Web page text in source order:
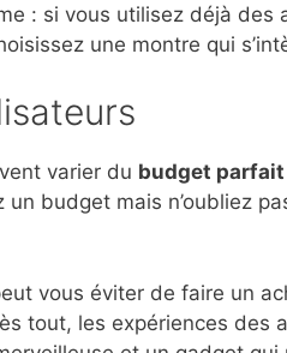
: si vous utilisez déjà des
une montre qui
varier du budget parfait
budget mais n’oubliez
vous éviter de faire un
tout, les expériences des